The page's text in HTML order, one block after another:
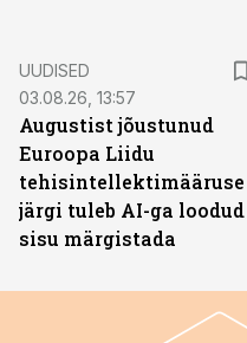
UUDISED
03.08.26, 13:57
Augustist jõustunud
Euroopa Liidu
tehisintellektimääruse
järgi tuleb AI-ga loodud
sisu märgistada